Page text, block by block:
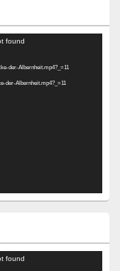
found
der-Albernheit.mp4?_=11
der-Albernheit.mp4?_=11
found